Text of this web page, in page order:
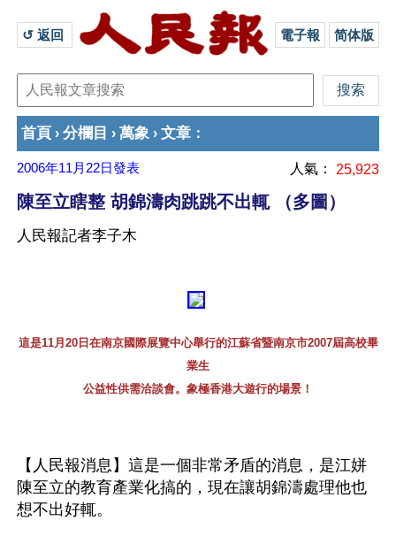
↺ 返回 電子報 简体版
首頁 › 分欄目 › 萬象 › 文章 ：
2006年11月22日發表 人氣： 25,923
陳至立瞎整 胡錦濤肉跳跳不出輒 （多圖）
人民報記者李子木
這是11月20日在南京國際展覽中心舉行的江蘇省暨南京市2007屆高校畢
業生
公益性供需洽談會。象極香港大遊行的場景！
【人民報消息】這是一個非常矛盾的消息，是江姘
陳至立的教育產業化搞的，現在讓胡錦濤處理他也
想不出好輒。